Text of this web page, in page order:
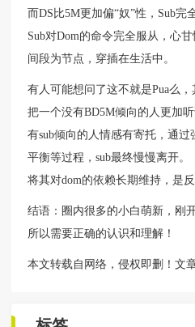
而DS比5M更加偏“奴”性，Sub完
Sub对Dom的命令完全服从，心
间段为节点，穿插在生活中。
有人可能想问了这不就是Pua么
把一个没有BD5M倾向的人更加
有sub倾向的人情感有寄托，通过
平衡等过程，sub最终慢慢离开。
将其对dom的依赖长期维持，是反
结语：圈内很多的小白萌新，刚
所以需要正确的认识和理解！
本文转载自网络，侵权即删！文